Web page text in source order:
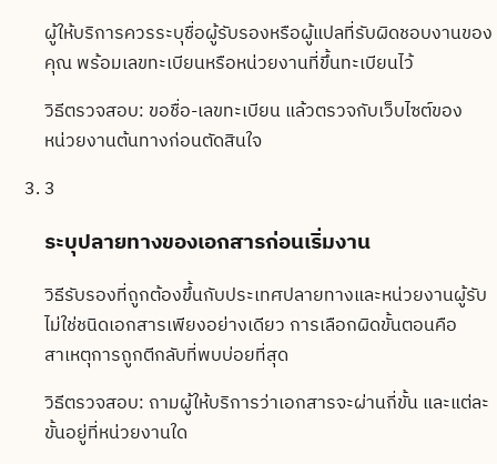
ผู้ให้บริการควรระบุชื่อผู้รับรองหรือผู้แปลที่รับผิดชอบงานของ
คุณ พร้อมเลขทะเบียนหรือหน่วยงานที่ขึ้นทะเบียนไว้
วิธีตรวจสอบ: ขอชื่อ-เลขทะเบียน แล้วตรวจกับเว็บไซต์ของ
หน่วยงานต้นทางก่อนตัดสินใจ
3
ระบุปลายทางของเอกสารก่อนเริ่มงาน
วิธีรับรองที่ถูกต้องขึ้นกับประเทศปลายทางและหน่วยงานผู้รับ
ไม่ใช่ชนิดเอกสารเพียงอย่างเดียว การเลือกผิดขั้นตอนคือ
สาเหตุการถูกตีกลับที่พบบ่อยที่สุด
วิธีตรวจสอบ: ถามผู้ให้บริการว่าเอกสารจะผ่านกี่ขั้น และแต่ละ
ขั้นอยู่ที่หน่วยงานใด